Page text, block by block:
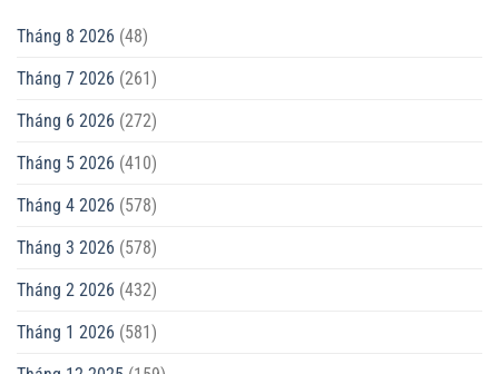
Tháng 8 2026 (48)
Tháng 7 2026 (261)
Tháng 6 2026 (272)
Tháng 5 2026 (410)
Tháng 4 2026 (578)
Tháng 3 2026 (578)
Tháng 2 2026 (432)
Tháng 1 2026 (581)